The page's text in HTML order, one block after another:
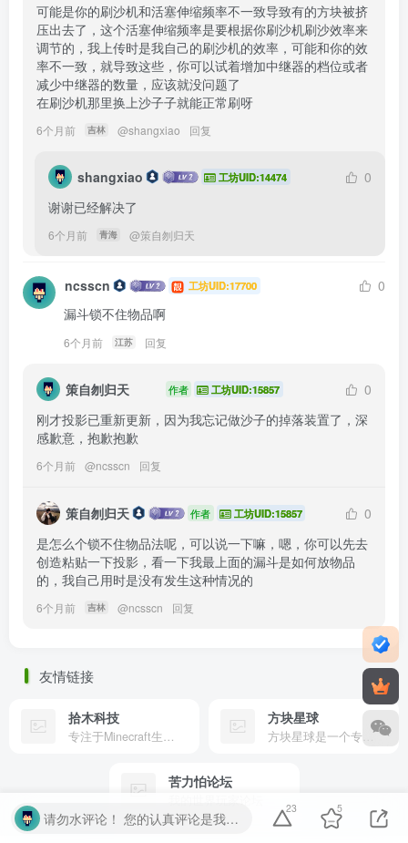
可能是你的刷沙机和活塞伸缩频率不一致导致有的方块被挤
压出去了，这个活塞伸缩频率是要根据你刷沙机刷沙效率来
调节的，我上传时是我自己的刷沙机的效率，可能和你的效
率不一致，就导致这些，你可以试着增加中继器的档位或者
减少中继器的数量，应该就没问题了
在刷沙机那里换上沙子子就能正常刷呀
6个月前 吉林 @shangxiao 回复
shangxiao 工坊UID:14474
0
谢谢已经解决了
6个月前 青海 @策自刎归天
ncsscn 工坊UID:17700
0
漏斗锁不住物品啊
6个月前 江苏 回复
策自刎归天 作者 工坊UID:15857
0
刚才投影已重新更新，因为我忘记做沙子的掉落装置了，深
感歉意，抱歉抱歉
6个月前 @ncsscn 回复
策自刎归天 作者 工坊UID:15857
0
是怎么个锁不住物品法呢，可以说一下嘛，嗯，你可以先去
创造粘贴一下投影，看一下我最上面的漏斗是如何放物品
的，我自己用时是没有发生这种情况的
6个月前 吉林 @ncsscn 回复
友情链接
拾木科技
专注于Minecraft生态建设
方块星球
方块星球是一个专注于我的世界的中文论坛，提供丰富的资源分享、玩家交流和创意展示，包括地图、皮肤、数据包等内容，打造Minecraft玩家的专属社区乐园！
苦力怕论坛
请勿水评论！ 您的认真评论是我们的动力。请勿随意输入无意义字符或符号。温馨提示： 对于恶意灌水行为，我们将保留封禁处理的权利。
23 5